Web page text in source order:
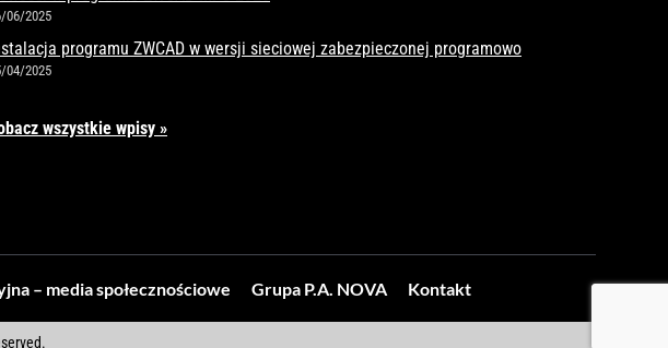
06/2025
programu ZWCAD w wersji sieciowej zabezpieczonej programowo
04/2025
wszystkie wpisy »
– media społecznościowe Grupa P.A. NOVA Kontakt